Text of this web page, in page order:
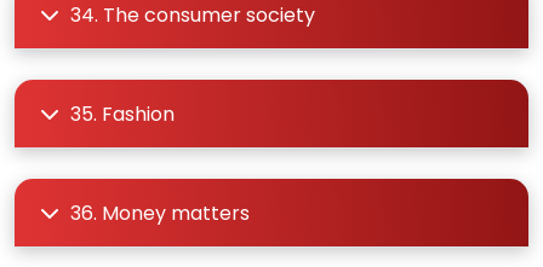
34. The consumer society
35. Fashion
36. Money matters